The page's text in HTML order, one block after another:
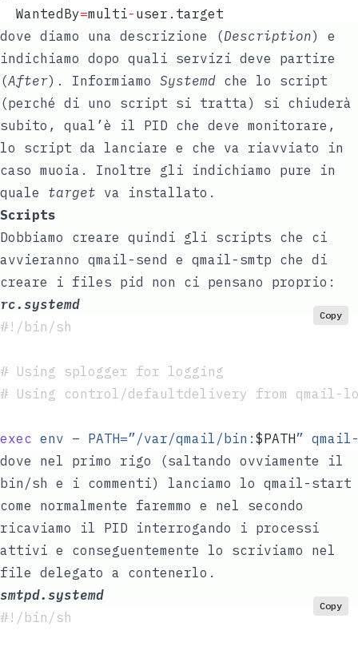
  WantedBy
=multi- user.target
dove diamo una descrizione (Description) e
indichiamo dopo quali servizi deve partire
(After). Informiamo Systemd che lo script
(perché di uno script si tratta) si chiuderà
subito, qual’è il PID che deve monitorare,
lo script da lanciare e che va riavviato in
caso muoia. Inoltre gli indichiamo pure in
quale target va installato.
Scripts
Dobbiamo creare quindi gli scripts che ci
avvieranno qmail-send e qmail-smtp che di
creare i files pid non ci pensano proprio:
rc.systemd
#!/bin/sh
# Using splogger for logging
# Using control/defaultdelivery from qmail-
exec env – PATH=”/var/qmail/bin: $PATH”
Copy
dove nel primo rigo (saltando ovviamente il
bin/sh e i commenti) lanciamo lo qmail-start
come normalmente faremmo e nel secondo
ricaviamo il PID interrogando i processi
attivi e conseguentemente lo scriviamo nel
file delegato a contenerlo.
smtpd.systemd
#!/bin/sh
Copy